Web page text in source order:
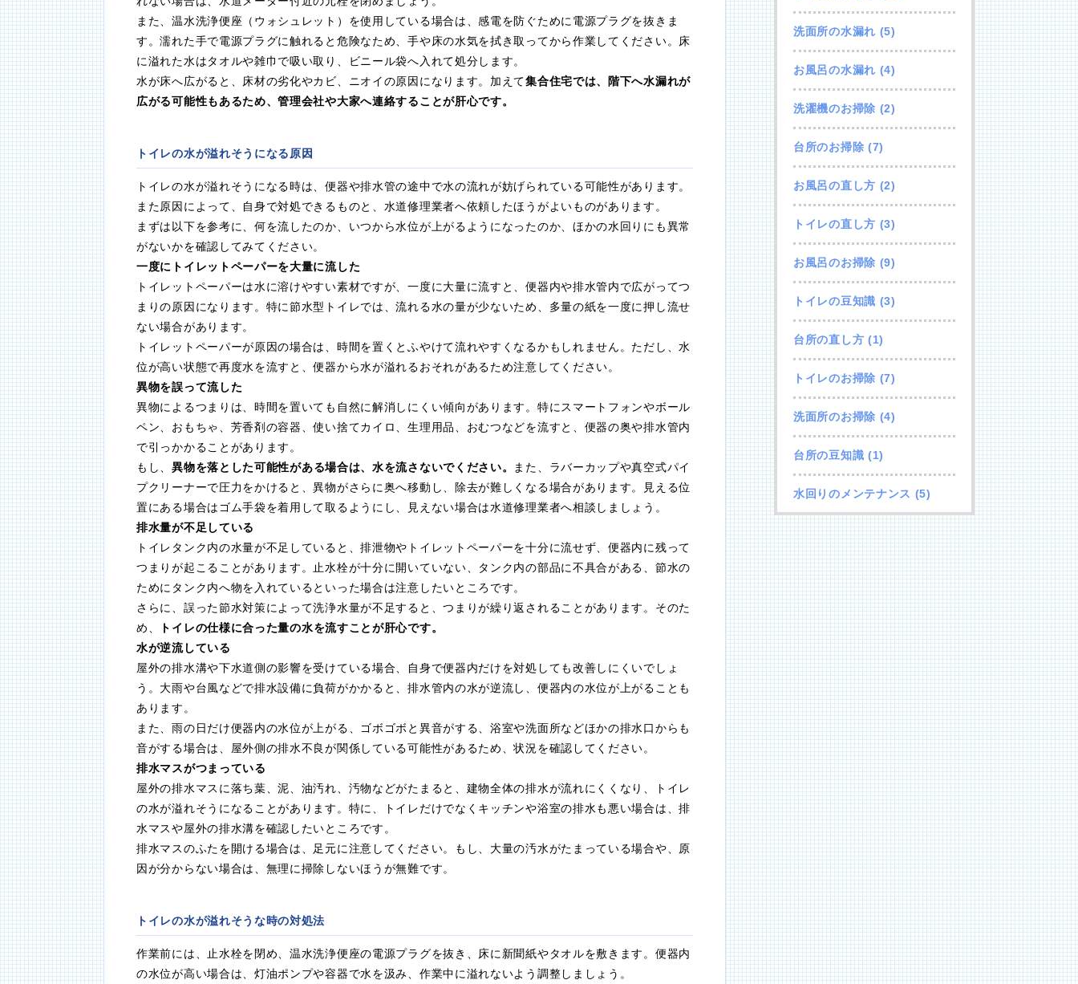
また、温水洗浄便座（ウォシュレット）を使用している場合は、感電を防ぐために電源プラグを抜きま
す。濡れた手で電源プラグに触れると危険なため、手や床の水気を拭き取ってから作業してください。床
に溢れた水はタオルや雑巾で吸い取り、ビニール袋へ入れて処分します。
水が床へ広がると、床材の劣化やカビ、ニオイの原因になります。加えて集合住宅では、階下へ水漏れが
広がる可能性もあるため、管理会社や大家へ連絡することが肝心です。
トイレの水が溢れそうになる原因
トイレの水が溢れそうになる時は、便器や排水管の途中で水の流れが妨げられている可能性があります。
また原因によって、自身で対処できるものと、水道修理業者へ依頼したほうがよいものがあります。
まずは以下を参考に、何を流したのか、いつから水位が上がるようになったのか、ほかの水回りにも異常
がないかを確認してみてください。
一度にトイレットペーパーを大量に流した
トイレットペーパーは水に溶けやすい素材ですが、一度に大量に流すと、便器内や排水管内で広がってつ
まりの原因になります。特に節水型トイレでは、流れる水の量が少ないため、多量の紙を一度に押し流せ
ない場合があります。
トイレットペーパーが原因の場合は、時間を置くとふやけて流れやすくなるかもしれません。ただし、水
位が高い状態で再度水を流すと、便器から水が溢れるおそれがあるため注意してください。
異物を誤って流した
異物によるつまりは、時間を置いても自然に解消しにくい傾向があります。特にスマートフォンやボール
ペン、おもちゃ、芳香剤の容器、使い捨てカイロ、生理用品、おむつなどを流すと、便器の奥や排水管内
で引っかかることがあります。
もし、異物を落とした可能性がある場合は、水を流さないでください。
また、ラバーカップや真空式パイ
プクリーナーで圧力をかけると、異物がさらに奥へ移動し、除去が難しくなる場合があります。見える位
置にある場合はゴム手袋を着用して取るようにし、見えない場合は水道修理業者へ相談しましょう。
排水量が不足している
トイレタンク内の水量が不足していると、排泄物やトイレットペーパーを十分に流せず、便器内に残って
つまりが起こることがあります。止水栓が十分に開いていない、タンク内の部品に不具合がある、節水の
ためにタンク内へ物を入れているといった場合は注意したいところです。
さらに、誤った節水対策によって洗浄水量が不足すると、つまりが繰り返されることがあります。そのた
め、
トイレの仕様に合った量の水を流すことが肝心です。
水が逆流している
屋外の排水溝や下水道側の影響を受けている場合、自身で便器内だけを対処しても改善しにくいでしょ
う。大雨や台風などで排水設備に負荷がかかると、排水管内の水が逆流し、便器内の水位が上がることも
あります。
また、雨の日だけ便器内の水位が上がる、ゴボゴボと異音がする、浴室や洗面所などほかの排水口からも
音がする場合は、屋外側の排水不良が関係している可能性があるため、状況を確認してください。
排水マスがつまっている
屋外の排水マスに落ち葉、泥、油汚れ、汚物などがたまると、建物全体の排水が流れにくくなり、トイレ
の水が溢れそうになることがあります。特に、トイレだけでなくキッチンや浴室の排水も悪い場合は、排
水マスや屋外の排水溝を確認したいところです。
排水マスのふたを開ける場合は、足元に注意してください。もし、大量の汚水がたまっている場合や、原
因が分からない場合は、無理に掃除しないほうが無難です。
トイレの水が溢れそうな時の対処法
作業前には、止水栓を閉め、温水洗浄便座の電源プラグを抜き、床に新聞紙やタオルを敷きます。便器内
の水位が高い場合は、灯油ポンプや容器で水を汲み、作業中に溢れないよう調整しましょう。
洗面所の水漏れ (5)
お風呂の水漏れ (4)
洗濯機のお掃除 (2)
台所のお掃除 (7)
お風呂の直し方 (2)
トイレの直し方 (3)
お風呂のお掃除 (9)
トイレの豆知識 (3)
台所の直し方 (1)
トイレのお掃除 (7)
洗面所のお掃除 (4)
台所の豆知識 (1)
水回りのメンテナンス (5)